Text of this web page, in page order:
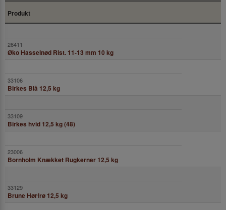
Produkt
Øko Hasselnød Rist. 11-13 mm 10 kg
Birkes Blå 12,5 kg
Birkes hvid 12,5 kg (48)
Bornholm Knækket Rugkerner 12,5 kg
Brune Hørfrø 12,5 kg